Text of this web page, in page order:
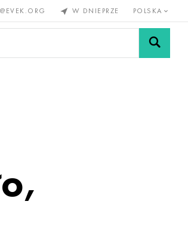
W DNIEPRZE POLSKA
Stali Siatki i